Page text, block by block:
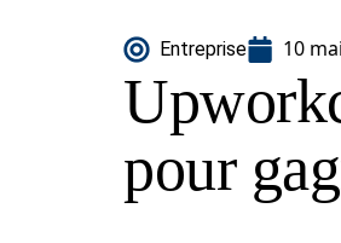
Entreprise 10
pour